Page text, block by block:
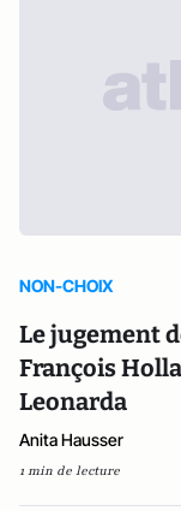
NON-CHOIX
Le jugement
François
Leonarda
Anita Hausser
1 min de lecture